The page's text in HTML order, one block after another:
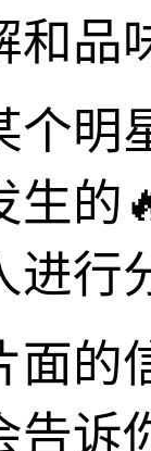
和品
个明
生的
进行
面的
告诉